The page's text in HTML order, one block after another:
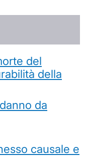
del
della
da
causale e